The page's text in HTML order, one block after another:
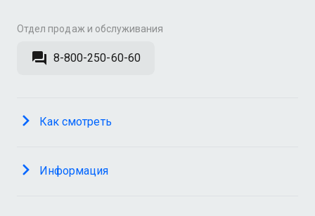
Отдел продаж и обслуживания
8-800-250-60-60
Как смотреть
Информация